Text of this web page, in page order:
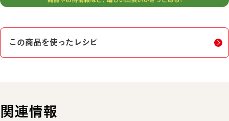
この商品を使ったレシピ
関連情報